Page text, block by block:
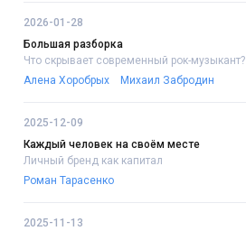
2026-01-28
Большая разборка
Что скрывает современный рок-музыкант?
Алена Хоробрых
Михаил Забродин
2025-12-09
Каждый человек на своём месте
Личный бренд как капитал
Роман Тарасенко
2025-11-13